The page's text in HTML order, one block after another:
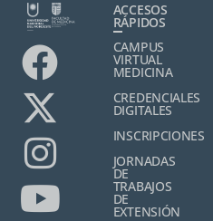
ACCESOS
RÁPIDOS
CAMPUS
VIRTUAL
MEDICINA
CREDENCIALES
DIGITALES
INSCRIPCIONES
JORNADAS
DE
TRABAJOS
DE
EXTENSIÓN